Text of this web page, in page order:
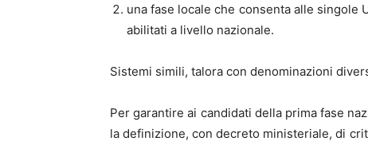
una fase locale che consenta alle
abilitati a livello nazionale.
Sistemi simili, talora con denominazioni
Per garantire ai candidati della prima fase
la definizione, con decreto ministeriale, di